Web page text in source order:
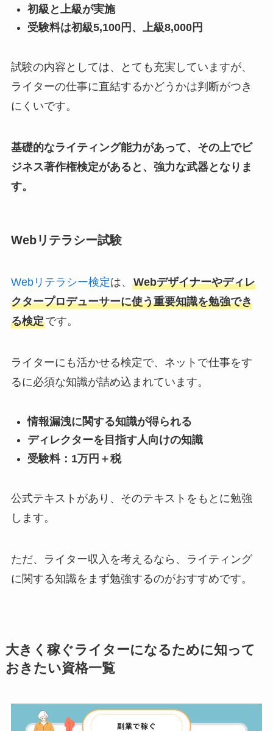
初級と上級が実施
受験料は初級5,100円、上級8,000円
試験の内容としては、とても充実していますが、
ライターの仕事に直結するかどうかは判断がつき
にくいです。
基礎的なライティング能力があって、その上でビ
ジネス著作権検定があると、強力な武器となりま
す。
Webリテラシー試験
Webリテラシー検定は、 Webデザイナーやディレ
クタープロデューサーに使う重要知識を勉強でき
る検定です。
ライターにも活かせる検定で、ネットで仕事をす
るに必須な知識が詰め込まれています。
情報漏洩に関する知識が得られる
ディレクターを目指す人向けの知識
受験料：1万円＋税
公式テキストがあり、そのテキストをもとに勉強
します。
ただ、ライター収入を考えるなら、ライティング
に関する知識をまず勉強するのがおすすめです。
大きく稼ぐライターになるために知って
おきたい資格一覧